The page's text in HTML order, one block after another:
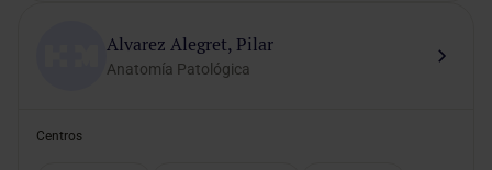
Alvarez Alegret, Pilar
Anatomía Patológica
Centros